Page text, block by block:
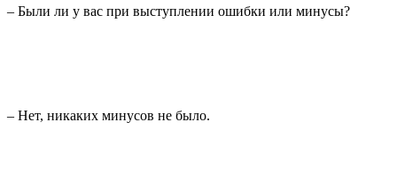
– Были ли у вас при выступлении ошибки или минусы?
– Нет, никаких минусов не было.